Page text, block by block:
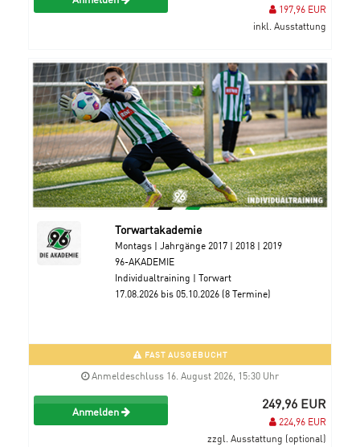
197,96 EUR
inkl. Ausstattung
Torwartakademie
Montags | Jahrgänge 2017 | 2018 | 2019
96-AKADEMIE
Individualtraining | Torwart
17.08.2026 bis 05.10.2026 (8 Termine)
FAST AUSGEBUCHT
Anmeldeschluss 16. August 2026, 15:30 Uhr
Anmelden 249,96 EUR
224,96 EUR
zzgl. Ausstattung (optional)